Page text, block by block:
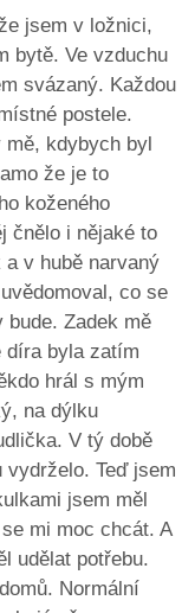
jsem v ložnici,
bytě. Ve vzduchu
svázaný. Každou
postele.
kdybych byl
že je to
koženého
čnělo i nějaké to
v hubě narvaný
co se
Zadek mě
díra byla zatím
hrál s mým
na dýlku
V tý době
vydrželo. Teď jsem
jsem měl
mi moc chcát. A
udělat potřebu.
Normální